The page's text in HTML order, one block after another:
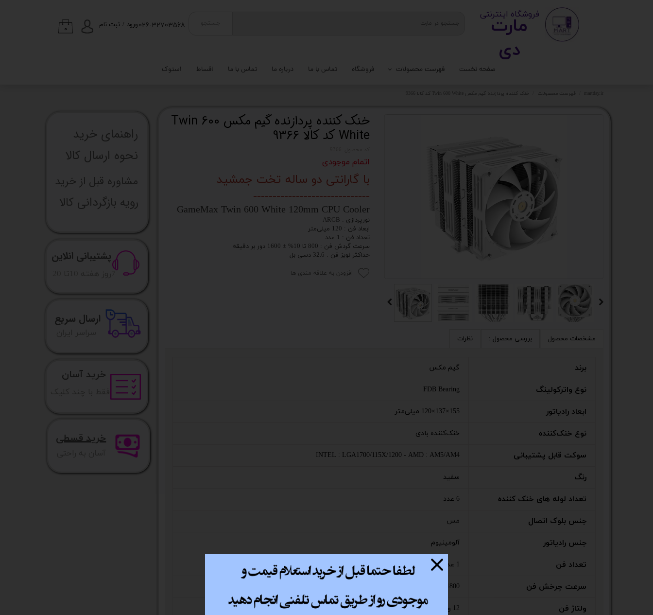
صفحه نخست فهرست محصولات
ستاپ کامل
تجهیزات ذخیره سازی
مانیتور
کامپیوتر رومیزی
لوازم جانبی کامپیوتر
مینی کیس استوک
لپ تاپ
ستاپ کامل
فروشگاه تماس با ما درباره ما تماس با ما اقساط استوک
ورود / ثبت نام
۰
مارت
دی​​​​​​
​ ​فروشگاه اینترنتی
026-32703568
martday.ir فهرست محصولات خنک کننده پردازنده گیم مکس Twin 600 White کد کالا 9366
خنک کننده پردازنده گیم مکس Twin 600
White کد کالا 9366
اتمام موجودی
با گارانتی دو ساله تخت جمشید
------------------------------
GameMax Twin 600 White 120mm CPU Cooler
نورپردازی : ARGB
ابعاد فن : 120 میلی‌متر
تعداد فن : 1 عدد
سرعت گردش فن : 800 تا 10% ± 1600 دور بر دقیقه
حداکثر نویز فن : 32.6 دسی بل
افزودن به علاقه مندی ها
مشخصات محصول بررسی محصول : نظرات
برند گیم مکس
نوع واترکولینگ FDB Bearing
ابعاد رادیاتور 155×137×120 میلی‌متر
نوع خنک‌کننده خنک‌کننده بادی
سوکت قابل پشتیبانی INTEL : LGA1700/115X/1200 - AMD : AM5/AM4
رنگ سفید
تعداد لوله های خنک کننده 6 عدد
جنس بلوک اتصال مس
جنس رادیاتور آلومینیوم
تعداد فن 1 عدد
سرعت چرخش فن 1800 دور در دقیقه
ولتاژ فن 12 ولت
راهنما​​​​​​​​​​​​​​ی خرید
نحوه ارسال کالا
مشاوره قبل از خرید
رویه بازگردانی کالا
پشتیبانی انلاین
ارسال سریع
خرید آسان
خرید قسطی